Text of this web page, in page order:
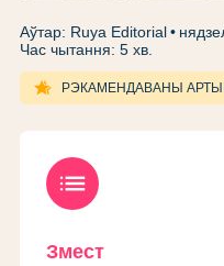
Аўтар: Ruya Editorial
Час чытання: 5 хв.
hotel_class РЭКАМЕНДАВАНЫ
list
Змест